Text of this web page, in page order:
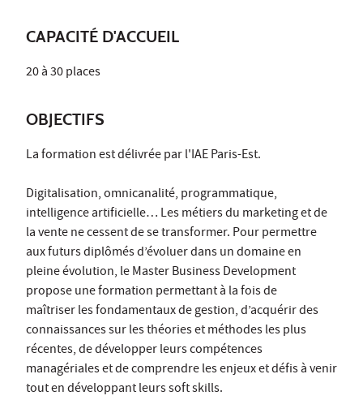
CAPACITÉ D'ACCUEIL
20 à 30 places
OBJECTIFS
La formation est délivrée par l'IAE Paris-Est.
Digitalisation, omnicanalité, programmatique,
intelligence artificielle… Les métiers du marketing et de
la vente ne cessent de se transformer. Pour permettre
aux futurs diplômés d’évoluer dans un domaine en
pleine évolution, le Master Business Development
propose une formation permettant à la fois de
maîtriser les fondamentaux de gestion, d’acquérir des
connaissances sur les théories et méthodes les plus
récentes, de développer leurs compétences
managériales et de comprendre les enjeux et défis à venir
tout en développant leurs soft skills.